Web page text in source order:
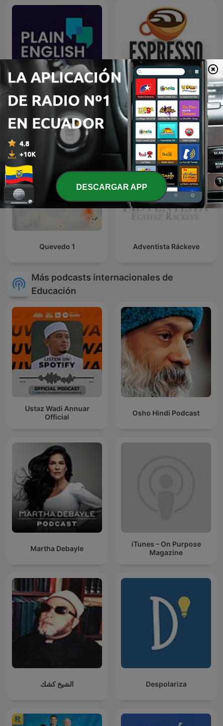
Plain English Espresso English Podcast
Quevedo 1 Adventista Ráckeve
Más podcasts internacionales de
Educación
Ustaz Wadi Annuar
Official
Osho Hindi Podcast
Martha Debayle
iTunes – On Purpose
Magazine
الشيخ كشك Despolariza
DESCARGAR APP